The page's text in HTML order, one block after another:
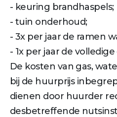
- keuring brandhaspels;
- tuin onderhoud;
- 3x per jaar de ramen
- 1x per jaar de
De kosten van gas,
bij de huurprijs
dienen door huurder
desbetreffende